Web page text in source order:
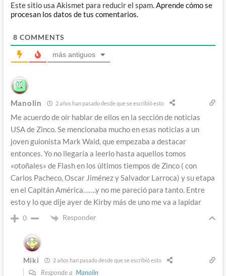
Este sitio usa Akismet para reducir el spam.Aprende cómo se
procesan los datos de tus comentarios.
8 COMMENTS
más antiguos
Manolin 2 años han pasado desde que se escribió esto
Me acuerdo de oír hablar de ellos en la sección de noticias
USA de Zinco. Se mencionaba mucho en esas noticias a un
joven guionista Mark Waid, que empezaba a destacar
entonces. Yo no llegaría a leerlo hasta aquellos tomos
«otoñales» de Flash en los últimos tiempos de Zinco ( con
Carlos Pacheco, Oscar Jiménez y Salvador Larroca) y su etapa
en el Capitán América…….y no me pareció para tanto. Entre
esto y lo que dije ayer de Kirby más de uno me va a lapidar
0 Responder
Miki 2 años han pasado desde que se escribió esto
Responde a Manolin